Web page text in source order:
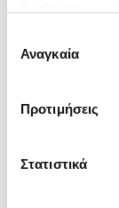
ενδιαφέρουν
συγκατάθεσης
Αναγκαία
Προτιμήσεις
Στατιστικά